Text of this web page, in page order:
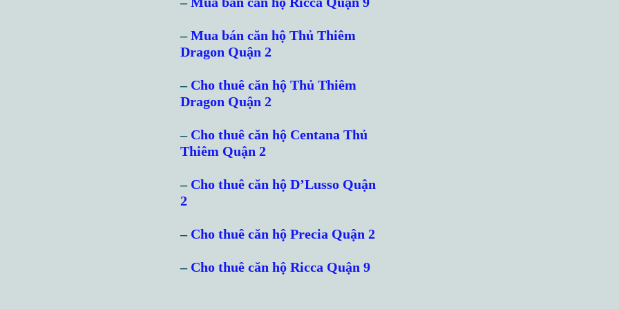
–Mua bán căn hộ Thủ Thiêm
Dragon Quận 2
– Cho thuê căn hộ Thủ Thiêm
Dragon Quận 2
– Cho thuê căn hộ Centana Thủ
Thiêm Quận 2
– Cho thuê căn hộ D’Lusso Quận
2
– Cho thuê căn hộ Precia Quận 2
– Cho thuê căn hộ Ricca Quận 9